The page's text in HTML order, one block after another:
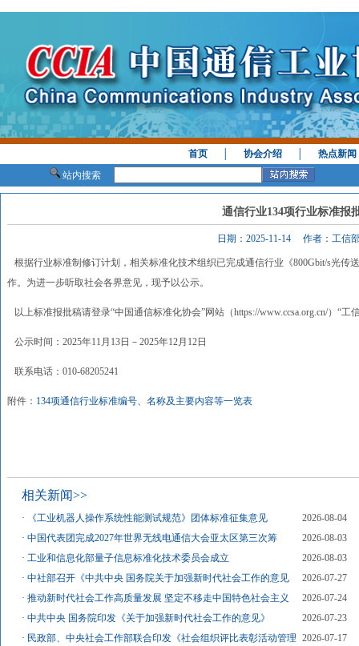
首页 │协会介绍 │热点新闻
站内搜索
通信行业134项行业标准报
日期：2025-11-14 作者：工信
根据行业标准制修订计划，相关标准化技术组织已完成通信行业《800Gbit/s光传
作。为进一步听取社会各界意见，现予以公示。
以上标准报批稿请登录“中国通信标准化协会”网站（https://www.ccsa.org.cn/）“工
公示时间：2025年11月13日－2025年12月12日
联系电话：010-68205241
附件： 134项通信行业标准编号、名称及主要内容等一览表
相关新闻>>
· 《工业机器人操作系统性能测试规范》团体标准征集意见
2026-08-04
·中国代表团完成2027年世界无线电通信大会亚太区第三次筹
2026-08-03
·工业和信息化部量子信息标准化技术委员会成立
2026-08-03
·中社部召开《中共中央 国务院关于加强新时代社会工作的意见
2026-07-27
·推动新时代社会工作高质量发展 坚定不移走中国特色社会主义
2026-07-24
·中共中央 国务院印发《关于加强新时代社会工作的意见》
2026-07-23
· 民政部、中央社会工作部联合印发《社会组织评比表彰活动管理
2026-07-17